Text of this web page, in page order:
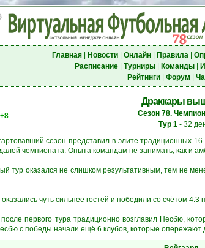
Главная| Новости| Онлайн| Правила|
Расписание| Турниры| Команды|
Рейтинги| Форум
Драккары
+8
Сезон 78.
Тур 1 - 32
сезон представил в элите традиционных
чемпионата. Опыта командам не занимать, как и
тур оказался не слишком результативным, тем не
чуть сильнее гостей и победили со счётом
после первого тура традиционно возглавил Несбю,
с победы начали ещё 6 клубов, которые опережают